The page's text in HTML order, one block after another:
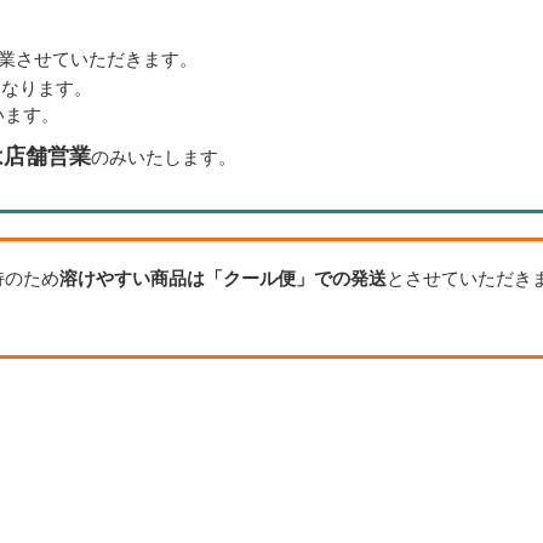
させていただきます。
ります。
す。
舗営業のみいたします。
ため溶けやすい商品は「クール便」での発送とさせていただき